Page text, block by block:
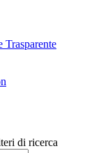
Trasparente
di ricerca